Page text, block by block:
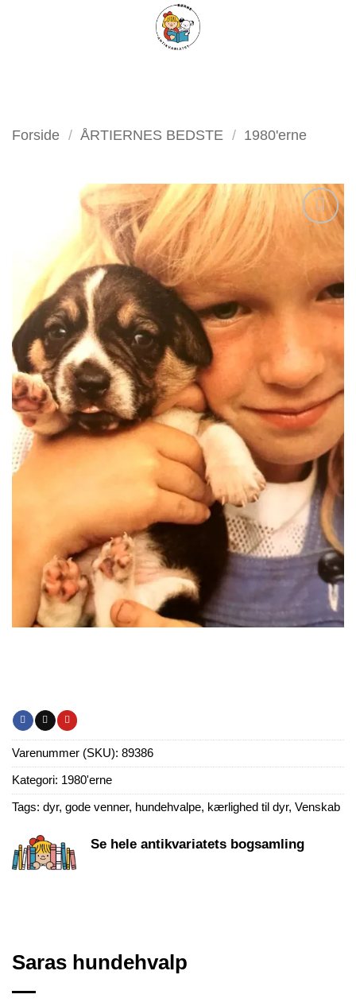
FILTER
Forside / ÅRTIERNES BEDSTE / 1980'erne
favorit
Varenummer (SKU): 89386
Kategori: 1980'erne
Tags: dyr, gode venner, hundehvalpe, kærlighed til dyr, Venskab
Se hele antikvariatets bogsamling
Saras hundehvalp